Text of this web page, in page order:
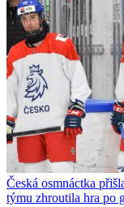
Česká osmnáctka
týmu zhroutila hra po